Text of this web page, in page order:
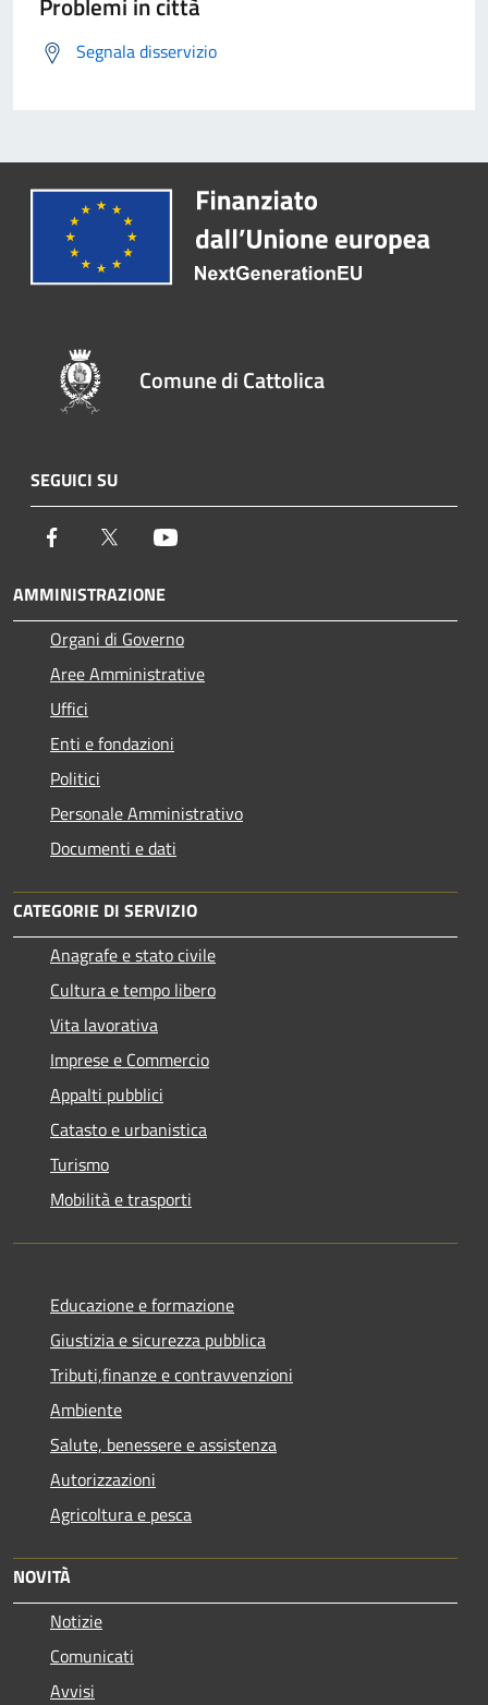
Segnala disservizio
Comune di Cattolica
SEGUICI SU
Facebook Twitter
AMMINISTRAZIONE
Organi di Governo
Aree Amministrative
Uffici
Enti e fondazioni
Politici
Personale Amministrativo
Documenti e dati
CATEGORIE DI SERVIZIO
Anagrafe e stato civile
Cultura e tempo libero
Vita lavorativa
Imprese e Commercio
Appalti pubblici
Catasto e urbanistica
Turismo
Mobilità e trasporti
Educazione e formazione
Giustizia e sicurezza pubblica
Tributi,finanze e contravvenzioni
Ambiente
Salute, benessere e assistenza
Autorizzazioni
Agricoltura e pesca
NOVITÀ
Notizie
Comunicati
Avvisi